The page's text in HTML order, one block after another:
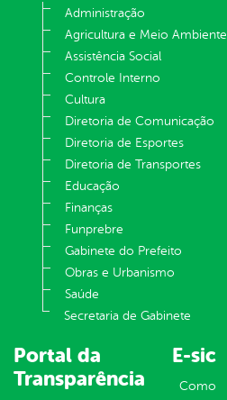
Administração
Agricultura e Meio Ambiente
Assistência Social
Controle Interno
Cultura
Diretoria de Comunicação
Diretoria de Esportes
Diretoria de Transportes
Educação
Finanças
Funprebre
Gabinete do Prefeito
Obras e Urbanismo
Saúde
Secretaria de Gabinete
Portal da
Transparência
E-sic
Como